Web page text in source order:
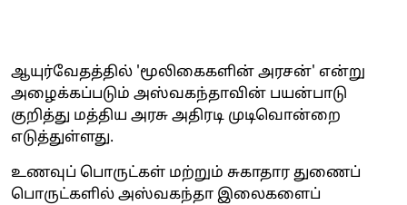
ஆயுர்வேதத்தில் 'மூலிகைகளின் அரசன்' என்று
அழைக்கப்படும் அஸ்வகந்தாவின் பயன்பாடு
குறித்து மத்திய அரசு அதிரடி முடிவொன்றை
எடுத்துள்ளது.
உணவுப் பொருட்கள் மற்றும் சுகாதார துணைப்
பொருட்களில் அஸ்வகந்தா இலைகளைப்